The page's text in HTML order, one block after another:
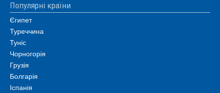
Популярні країни
Єгипет
Туреччина
Туніс
Чорногорія
Грузія
Болгарія
Іспанія